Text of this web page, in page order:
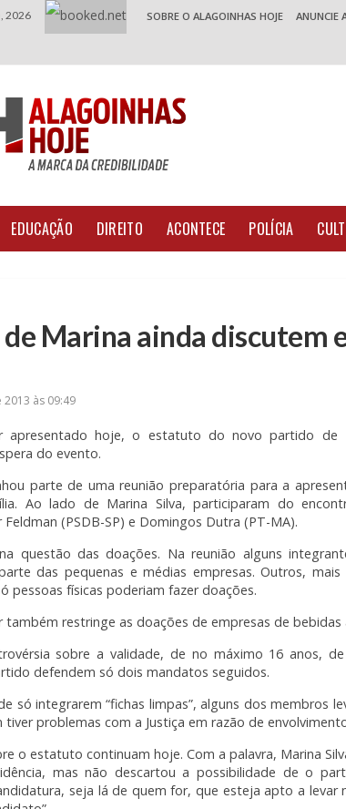
2026 SOBRE O ALAGOINHAS HOJE ANUNCIE
EDUCAÇÃO DIREITO ACONTECE POLÍCIA
Marina ainda discutem
2013 às 09:49
apresentado hoje, o estatuto do novo partido de
do evento.
parte de uma reunião preparatória para a
Ao lado de Marina Silva, participaram do
(PSDB-SP) e Domingos Dutra (PT-MA).
questão das doações. Na reunião alguns
das pequenas e médias empresas. Outros, mais
pessoas físicas poderiam fazer doações.
restringe as doações de empresas de
sobre a validade, de no máximo 16 anos,
defendem só dois mandatos seguidos.
só integrarem “fichas limpas”, alguns dos membros
tiver problemas com a Justiça em razão de
o estatuto continuam hoje. Com a palavra, Marina
mas não descartou a possibilidade de o
seja lá de quem for, que esteja apto a levar